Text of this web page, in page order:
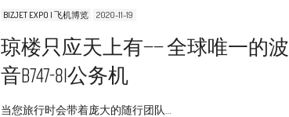
BIZJET EXPO | 飞机博览 2020-11-19
琼楼只应天上有—— 全球唯一的波
音B747-8i公务机
当您旅行时会带着庞大的随行团队…